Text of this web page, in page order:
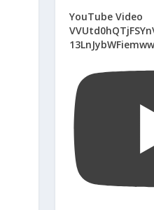
YouTube Video